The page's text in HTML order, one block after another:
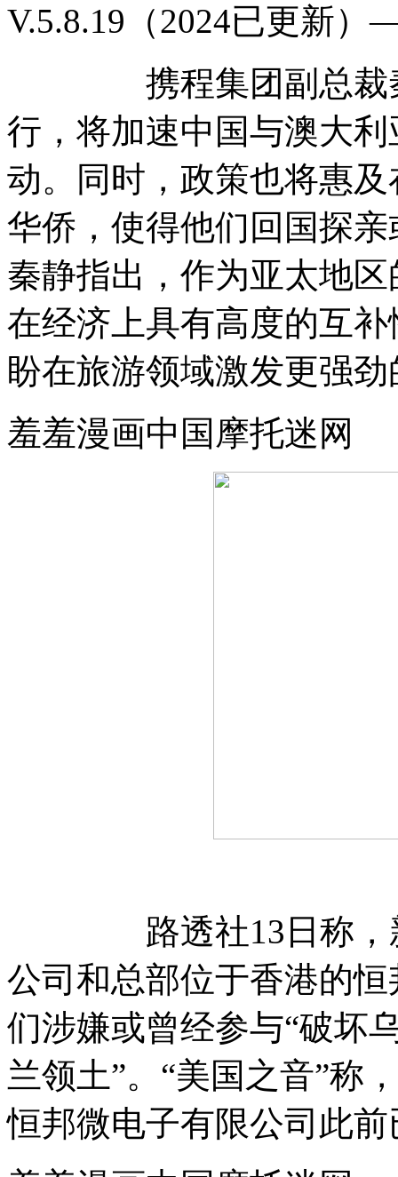
V.5.8.19（2024已更新
携程集团副总裁秦
行，将加速中国与澳大
动。同时，政策也将惠
华侨，使得他们回国探
秦静指出，作为亚太地
在经济上具有高度的互
盼在旅游领域激发更强
羞羞漫画中国摩托迷
路透社13日称，新
公司和总部位于香港的
们涉嫌或曾经参与“破坏
兰领土”。“美国之音”称
恒邦微电子有限公司此